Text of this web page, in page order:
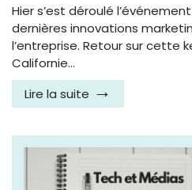
Hier s’est déroulé
dernières innovations
l’entreprise. Retour sur cette
Californie…
Lire la suite